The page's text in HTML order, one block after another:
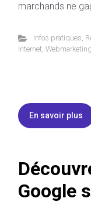
marchands ne
Infos pratiques,
Internet, Webmarketing
En savoir plus
Google